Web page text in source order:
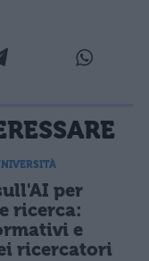
per
ricerca:
e
ricercatori